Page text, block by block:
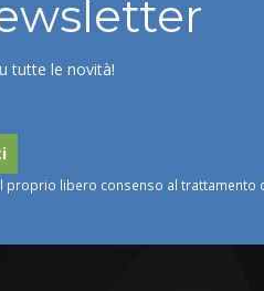
tutte le novità!
libero consenso al trattamento